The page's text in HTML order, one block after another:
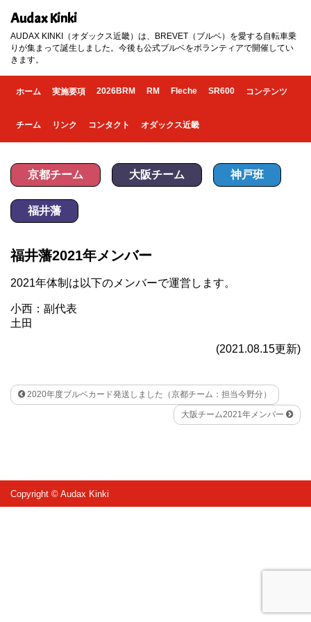
Audax Kinki
AUDAX KINKI（オダックス近畿）は、BREVET（ブルベ）を愛する自転車乗
りが集まって誕生しました。今後も公式ブルベをボランティアで開催してい
きます。
ホーム 実施要項 2026BRM RM Fleche SR600 コンテンツ
チーム リンク コンタクト オダックス近畿
京都チーム 大阪チーム 神戸班
福井藩
福井藩2021年メンバー
2021年体制は以下のメンバーで運営します。
小西：副代表
土田
(2021.08.15更新)
2020年度ブルベカード発送しました（京都チーム：担当今野分）
大阪チーム2021年メンバー
Copyright © Audax Kinki